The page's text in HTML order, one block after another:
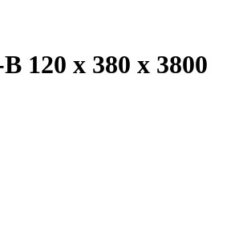
120 х 380 х 3800